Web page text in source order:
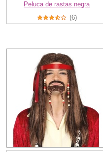
Peluca de rastas negra
(6)